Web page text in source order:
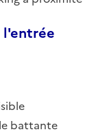
l'entrée
battante